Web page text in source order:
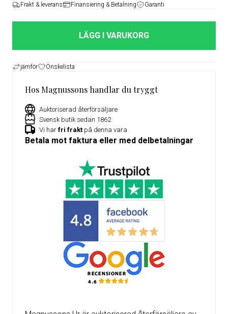
Frakt & leverans Finansiering & Betalning Garanti
LÄGG I VARUKORG
jämför Önskelista
Hos Magnussons handlar du tryggt
Auktoriserad återförsäljare
Svensk butik sedan 1862
Vi har fri frakt på denna vara
Betala mot faktura eller med delbetalningar